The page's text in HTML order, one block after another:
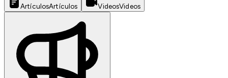
ArtículosArtículos VideosVideos